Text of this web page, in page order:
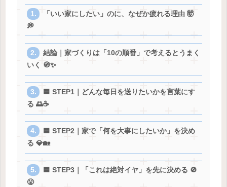
「いい家にしたい」のに、なぜか疲れる理由 🤯
💭
結論｜家づくりは「10の順番」で考えるとうまく
いく 🧭✨
🟦 STEP1｜どんな毎日を送りたいかを言葉にす
る 🌅☕
🟦 STEP2｜家で「何を大事にしたいか」を決め
る 💎🏡
🟦 STEP3｜「これは絶対イヤ」を先に決める 🚫
😤